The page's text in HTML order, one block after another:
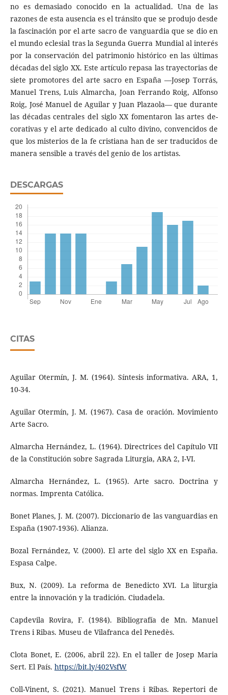
no es demasiado conocido en la actualidad. Una de las
razones de esta ausencia es el tránsito que se produjo desde
la fascinación por el arte sacro de van­guardia que se dio en
el mundo eclesial tras la Segunda Guerra Mundial al interés
por la conservación del patrimonio histórico en las últimas
décadas del siglo XX. Este artículo repasa las trayectorias de
siete promotores del arte sacro en España —Josep Torrás,
Manuel Trens, Luis Almarcha, Joan Ferrando Roig, Alfonso
Roig, José Manuel de Aguilar y Juan Plazaola— que durante
las décadas centrales del siglo XX fomentaron las artes de­
corativas y el arte dedicado al culto divino, convencidos de
que los misterios de la fe cristiana han de ser traducidos de
manera sensible a través del genio de los artistas.
DESCARGAS
CITAS
Aguilar Otermín, J. M. (1964). Síntesis informativa. ARA, 1,
10-34.
Aguilar Otermín, J. M. (1967). Casa de oración. Movimiento
Arte Sacro.
Almarcha Hernández, L. (1964). Directrices del Capítulo VII
de la Constitución sobre Sagrada Liturgia, ARA 2, I-VI.
Almarcha Hernández, L. (1965). Arte sacro. Doctrina y
normas. Imprenta Católica.
Bonet Planes, J. M. (2007). Diccionario de las vanguardias en
España (1907-1936). Alianza.
Bozal Fernández, V. (2000). El arte del siglo XX en España.
Espasa Calpe.
Bux, N. (2009). La reforma de Benedicto XVI. La liturgia
entre la innovación y la tradición. Ciudadela.
Capdevila Rovira, F. (1984). Bibliografía de Mn. Manuel
Trens i Ribas. Museu de Vilafranca del Penedès.
Clota Bonet, E. (2006, abril 22). En el taller de Josep Maria
Sert. El País. https://bit.ly/402VsfW
Coll-Vinent, S. (2021). Manuel Trens i Ribas. Repertori de